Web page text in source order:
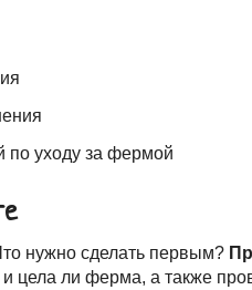
по уходу за фермой
нужно сделать первым?
цела ли ферма, а также